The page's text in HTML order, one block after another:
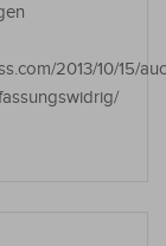
2013/10/15/